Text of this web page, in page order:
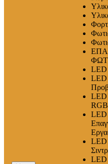
LED
LED
LED
LED
LED
LED